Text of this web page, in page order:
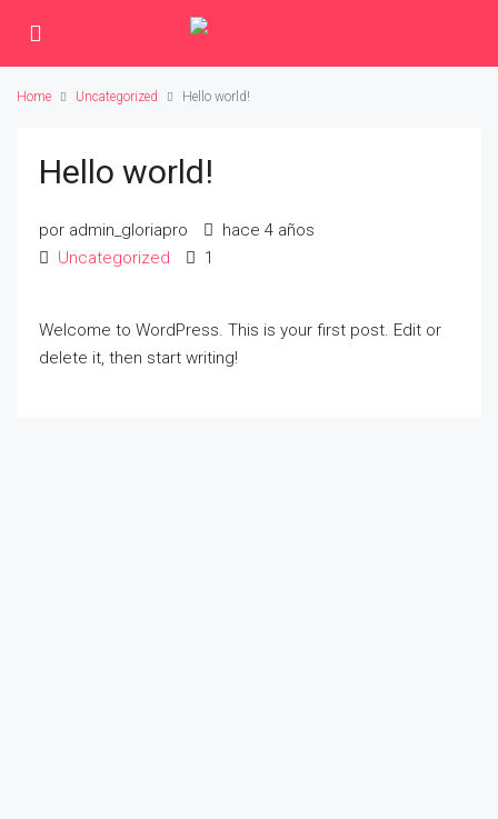
Home Uncategorized Hello world!
Hello world!
por admin_gloriapro
hace 4 años
Uncategorized
1
Welcome to WordPress. This is your first post. Edit or
delete it, then start writing!